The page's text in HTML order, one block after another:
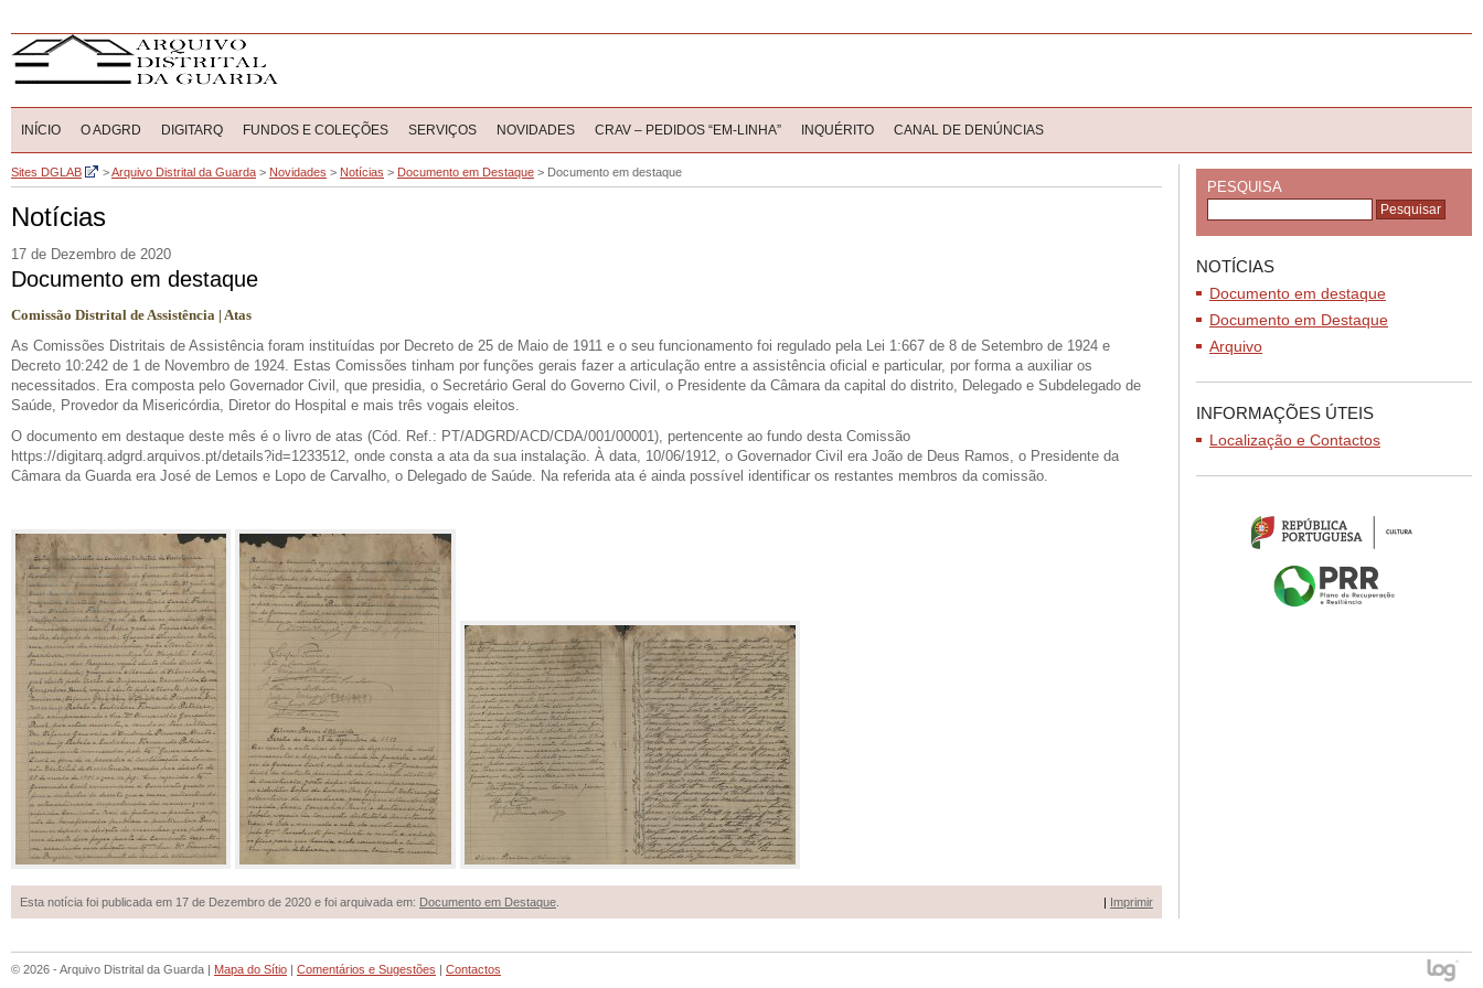
INÍCIO O ADGRD DIGITARQ FUNDOS E COLEÇÕES SERVIÇOS NOVIDADES CRAV – PEDIDOS “EM-LINHA” INQUÉRITO CANAL DE DENÚNCIAS
Sites DGLAB >Arquivo Distrital da Guarda > Novidades > Notícias > Documento em Destaque > Documento em destaque
Notícias
17 de Dezembro de 2020
Documento em destaque
Comissão Distrital de Assistência | Atas
As Comissões Distritais de Assistência foram instituídas por Decreto de 25 de Maio de 1911 e o seu funcionamento foi regulado pela Lei 1:667 de 8 de Setembro de 1924 e
Decreto 10:242 de 1 de Novembro de 1924. Estas Comissões tinham por funções gerais fazer a articulação entre a assistência oficial e particular, por forma a auxiliar os
necessitados. Era composta pelo Governador Civil, que presidia, o Secretário Geral do Governo Civil, o Presidente da Câmara da capital do distrito, Delegado e Subdelegado de
Saúde, Provedor da Misericórdia, Diretor do Hospital e mais três vogais eleitos.
O documento em destaque deste mês é o livro de atas (Cód. Ref.: PT/ADGRD/ACD/CDA/001/00001), pertencente ao fundo desta Comissão
https://digitarq.adgrd.arquivos.pt/details?id=1233512, onde consta a ata da sua instalação. À data, 10/06/1912, o Governador Civil era João de Deus Ramos, o Presidente da
Câmara da Guarda era José de Lemos e Lopo de Carvalho, o Delegado de Saúde. Na referida ata é ainda possível identificar os restantes membros da comissão.
Esta notícia foi publicada em 17 de Dezembro de 2020 e foi arquivada em: Documento em Destaque | Imprimir
PESQUISA
NOTÍCIAS
Documento em destaque
Documento em Destaque
Arquivo
INFORMAÇÕES ÚTEIS
Localização e Contactos
© 2026 - Arquivo Distrital da Guarda | Mapa do Sítio | Comentários e Sugestões | Contactos